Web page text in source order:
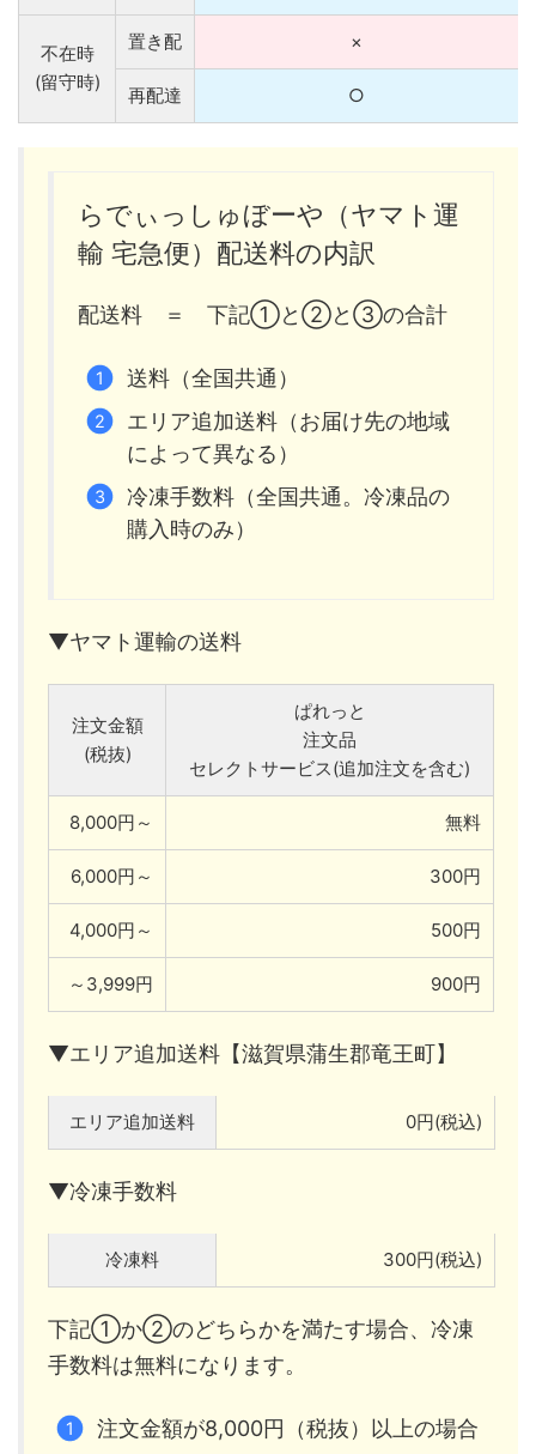
不在時
(留守時)
置き配 ×
再配達 ○
らでぃっしゅぼーや（ヤマト運
輸 宅急便）配送料の内訳
配送料 ＝ 下記①と②と③の合計
送料（全国共通）
エリア追加送料（お届け先の地域
によって異なる）
冷凍手数料（全国共通。冷凍品の
購入時のみ）
▼ヤマト運輸の送料
注文金額
(税抜)
ぱれっと
注文品
セレクトサービス(追加注文を含む)
8,000円～ 無料
6,000円～ 300円
4,000円～ 500円
～3,999円 900円
▼エリア追加送料【滋賀県蒲生郡竜王町】
エリア追加送料 0円(税込)
▼冷凍手数料
冷凍料 300円(税込)
下記①か②のどちらかを満たす場合、冷凍
手数料は無料になります。
注文金額が8,000円（税抜）以上の場合